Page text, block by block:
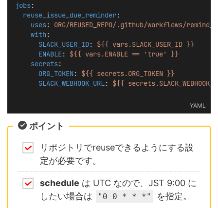
jobs:
reuse_issue_due_reminder:
uses: ORG/REUSED_REPO/.github/workflows/
with:
SLACK_USER_ID: ${{ vars.SLACK_USER_ID }}
ENABLE: ${{ vars.ENABLE == 'true' }}
secrets:
ORG_TOKEN: ${{ secrets.ORG_TOKEN }}
SLACK_WEBHOOK_URL: ${{
YAML
ポイント
リポジトリでreuseできるようにする設
定が必要です。
schedule は UTC なので、JST 9:00 に
したい場合は
"0 0 * * *"
を指定。